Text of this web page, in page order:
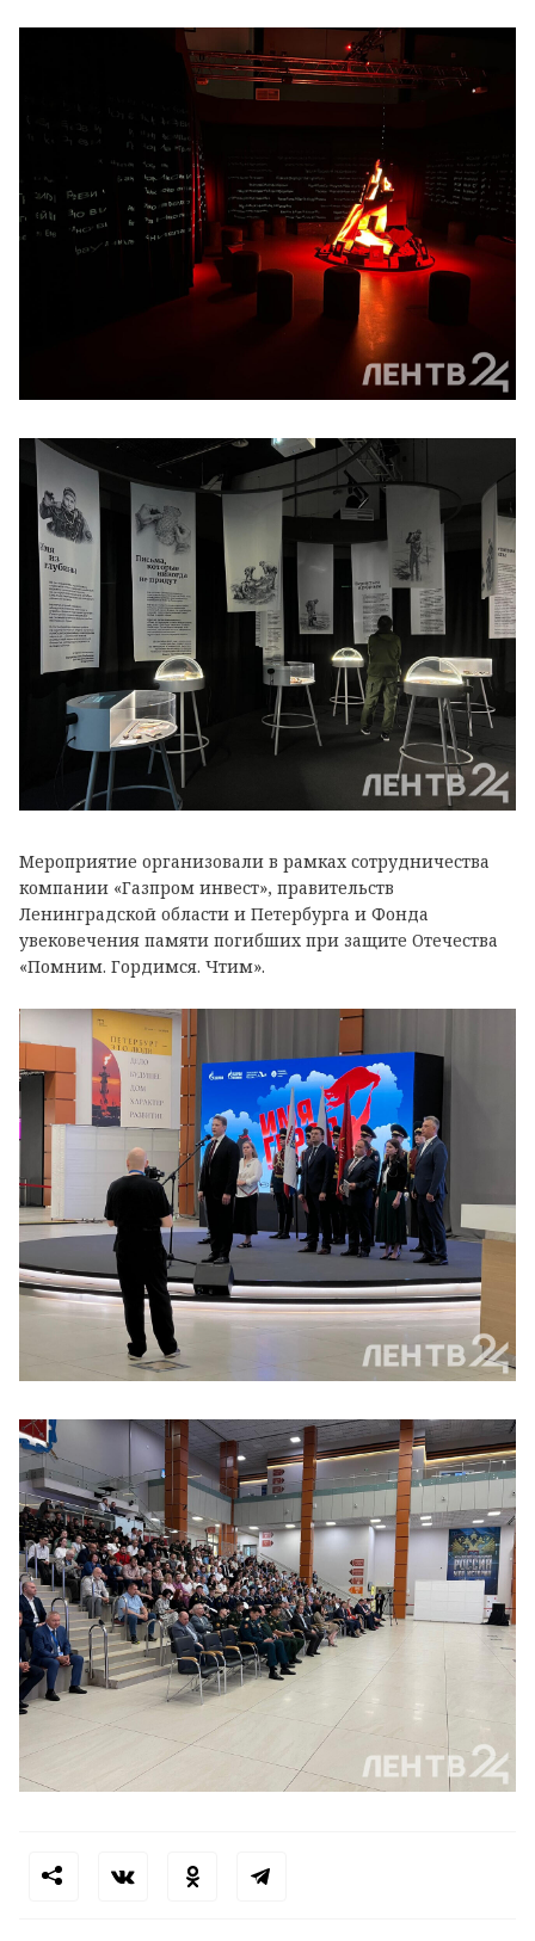
Мероприятие организовали в рамках сотрудничества
компании «Газпром инвест», правительств
Ленинградской области и Петербурга и Фонда
увековечения памяти погибших при защите Отечества
«Помним. Гордимся. Чтим».